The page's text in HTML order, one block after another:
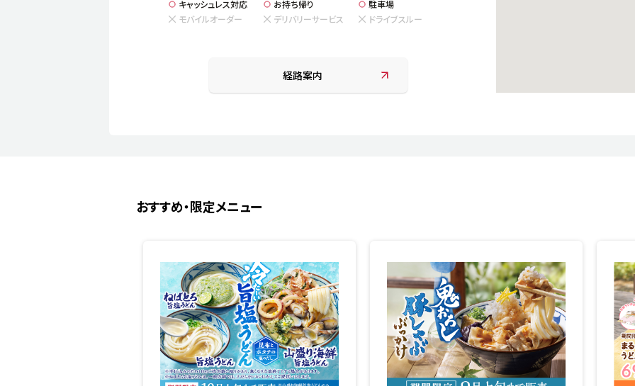
キャッシュレス対応 お持ち帰り
駐車場
モバイルオーダー
デリバリーサービス ドライブスルー
経路案内
おすすめ・限定メニュー